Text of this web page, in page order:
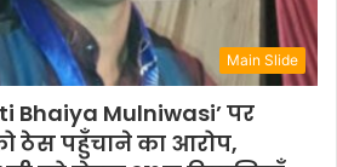
Main Slide
Bhaiya Mulniwasi’ पर
ठेस पहुँचाने का आरोप,